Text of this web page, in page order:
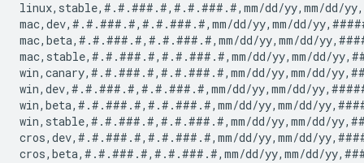
linux,stable,#.#.###.#,#.#.###.#,mm/dd/yy,mm/dd/
mac,dev,#.#.###.#,#.#.###.#,mm/dd/yy,mm/dd/
mac,beta,#.#.###.#,#.#.###.#,mm/dd/yy,mm/dd/
mac,stable,#.#.###.#,#.#.###.#,mm/dd/yy,mm/dd/
win,canary,#.#.###.#,#.#.###.#,mm/dd/yy,mm/dd/
win,dev,#.#.###.#,#.#.###.#,mm/dd/yy,mm/dd/
win,beta,#.#.###.#,#.#.###.#,mm/dd/yy,mm/dd/
win,stable,#.#.###.#,#.#.###.#,mm/dd/yy,mm/dd/
cros,dev,#.#.###.#,#.#.###.#,mm/dd/yy,mm/dd/